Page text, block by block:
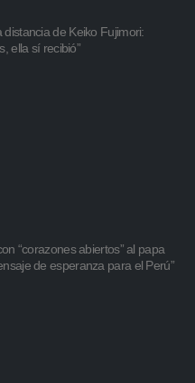
de Keiko Fujimori:
ella sí recibió”
“corazones abiertos” al papa
de esperanza para el Perú”